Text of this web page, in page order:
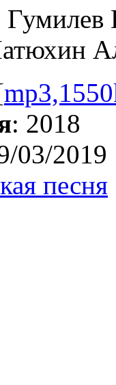
Гумилев
: 2018
03/2019
песня